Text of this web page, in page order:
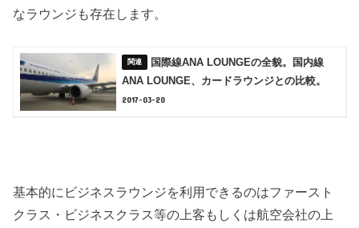
なラウンジも存在します。
国際線ANA LOUNGEの全貌。国内線
ANA LOUNGE、カードラウンジとの比較。
2017-03-20
基本的にビジネスラウンジを利用できるのはファースト
クラス・ビジネスクラス等の上客もしくは航空会社の上